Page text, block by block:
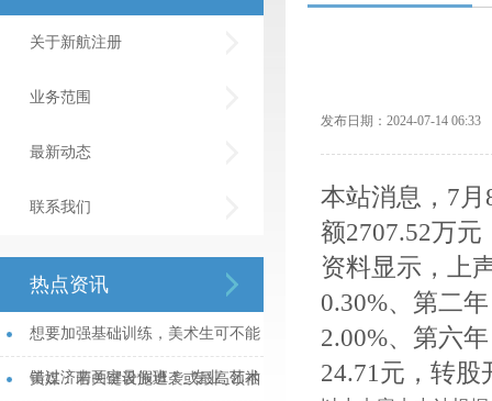
关于新航注册
业务范围
最新动态
联系我们
热点资讯
想要加强基础训练，美术生可不能
错过济南画室暑假班！_专业_艺术
美媒：若关键设施遭袭或最高领袖
发布日期：2024-07-14
本站消息，7
额2707.52万
资料显示，上
0.30%、第二
2.00%、第六
24.71元，转股